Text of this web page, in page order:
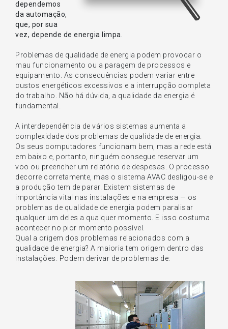
dependemos
da automação,
que, por sua
vez, depende de energia limpa.
Problemas de qualidade de energia podem provocar o
mau funcionamento ou a paragem de processos e
equipamento. As consequências podem variar entre
custos energéticos excessivos e a interrupção completa
do trabalho. Não há dúvida, a qualidade da energia é
fundamental.
A interdependência de vários sistemas aumenta a
complexidade dos problemas de qualidade de energia.
Os seus computadores funcionam bem, mas a rede está
em baixo e, portanto, ninguém consegue reservar um
voo ou preencher um relatório de despesas. O processo
decorre corretamente, mas o sistema AVAC desligou-se e
a produção tem de parar. Existem sistemas de
importância vital nas instalações e na empresa — os
problemas de qualidade de energia podem paralisar
qualquer um deles a qualquer momento. E isso costuma
acontecer no pior momento possível.
Qual a origem dos problemas relacionados com a
qualidade de energia? A maioria tem origem dentro das
instalações. Podem derivar de problemas de: